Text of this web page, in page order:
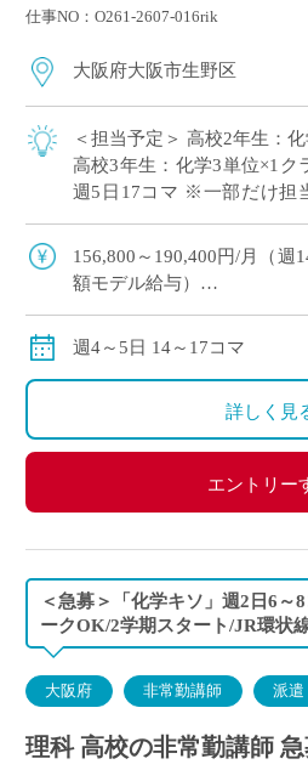
仕事NO：O261-2607-016rik
大阪府大阪市生野区
＜担当予定＞ 高校2年生：
高校3年生：化学3単位×1ク
週5日17コマ ※一部だけ担
科の非常勤講師で勤務 […]
156,800～190,400円/月（週
額モデル給与）
※月の途中からご勤務開始
週4～5日 14～17コマ
詳しく見
エントリー
＜急募＞「化学キソ」週2日6～
ークOK/2学期スタート/JR環状
大阪府 非常勤講師 派遣
理科 高校の非常勤講師